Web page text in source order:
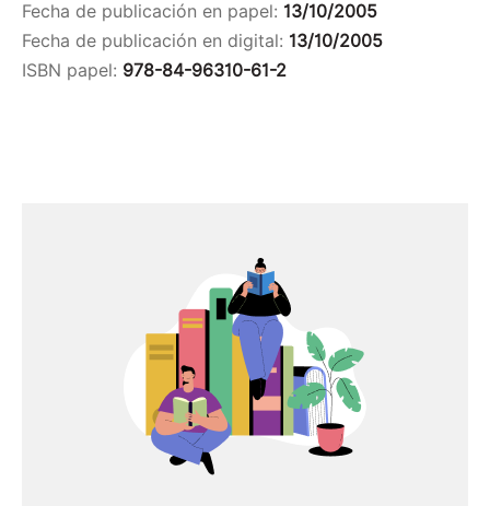
Fecha de publicación en papel: 13/10/2005
Fecha de publicación en digital: 13/10/2005
ISBN papel: 978-84-96310-61-2